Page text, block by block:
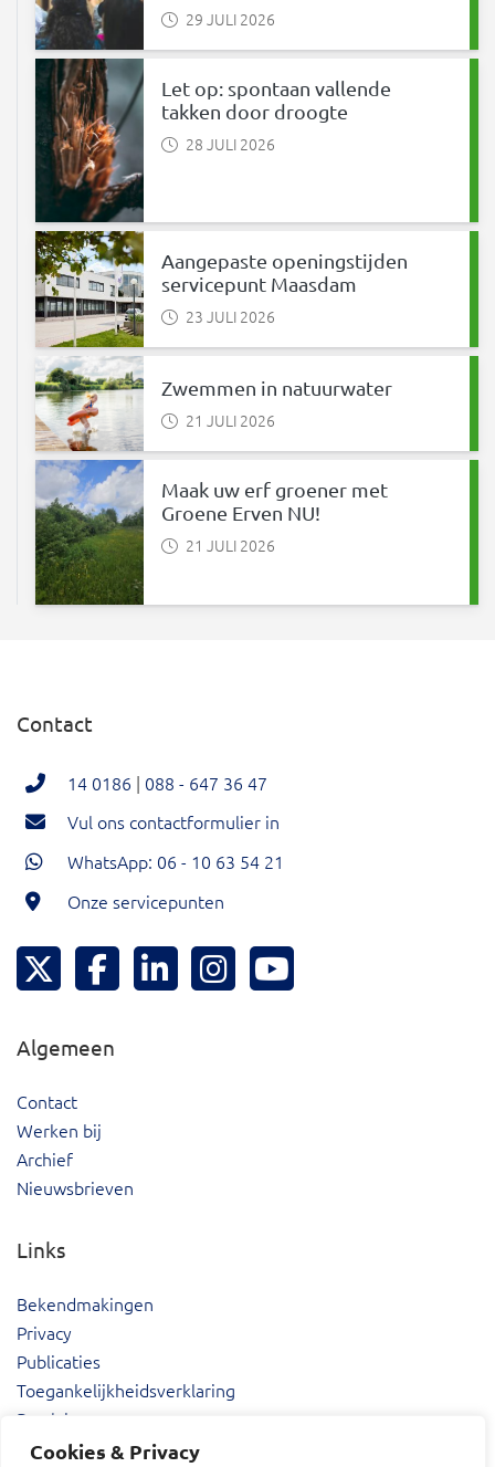
Cookies & Privacy
29 JULI 2026
Let op: spontaan vallende
takken door droogte
28 JULI 2026
Aangepaste openingstijden
servicepunt Maasdam
23 JULI 2026
Zwemmen in natuurwater
21 JULI 2026
Maak uw erf groener met
Groene Erven NU!
21 JULI 2026
Contact
14 0186 | 088 - 647 36 47
Vul ons contactformulier in
WhatsApp: 06 - 10 63 54 21
Onze servicepunten
Hoeksche Waard Twitter
Hoeksche Waard Facebook
Hoeksche Waard LinkedIn
Hoeksche Waard Instagram
Algemeen
Contact
Werken bij
Archief
Nieuwsbrieven
Links
Bekendmakingen
Privacy
Publicaties
Toegankelijkheidsverklaring
Proclaimer